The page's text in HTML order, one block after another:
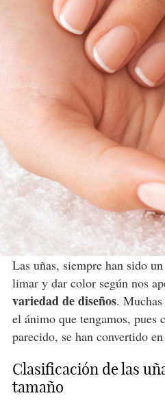
Las uñas, siempre han sido
limar y dar color según nos
variedad de diseños. Muchas
el ánimo que tengamos, pues
parecido, se han convertido
Clasificación de las
tamaño